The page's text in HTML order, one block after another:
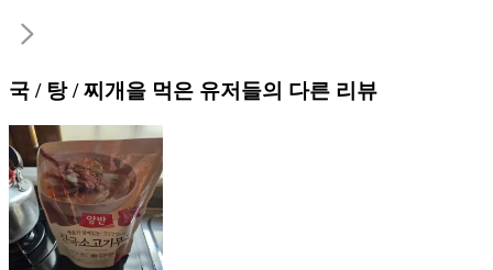
국 / 탕 / 찌개 을 먹은 유저들의 다른 리뷰